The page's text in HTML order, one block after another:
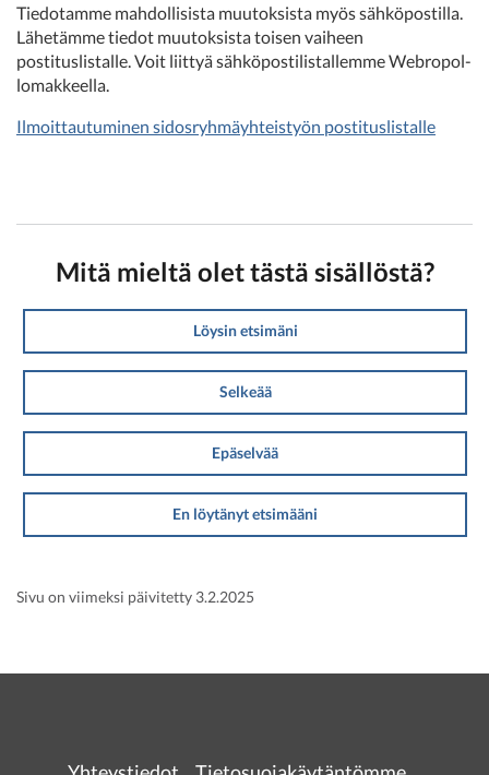
Tiedotamme mahdollisista muutoksista myös sähköpostilla.
Lähetämme tiedot muutoksista toisen vaiheen
postituslistalle. Voit liittyä sähköpostilistallemme Webropol-
lomakkeella.
Ilmoittautuminen sidosryhmäyhteistyön postituslistalle
Mitä mieltä olet tästä sisällöstä?
Löysin etsimäni
Selkeää
Epäselvää
En löytänyt etsimääni
Sivu on viimeksi päivitetty 3.2.2025